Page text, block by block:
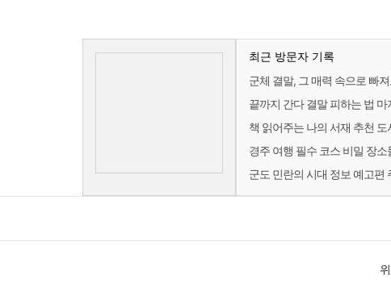
최근 방문자 기록
군체 결말, 그 매력 속으로 빠
끝까지 간다 결말 피하는 법
책 읽어주는 나의 서재 추천
경주 여행 필수 코스 비밀 장
군도 민란의 시대 정보 예고편